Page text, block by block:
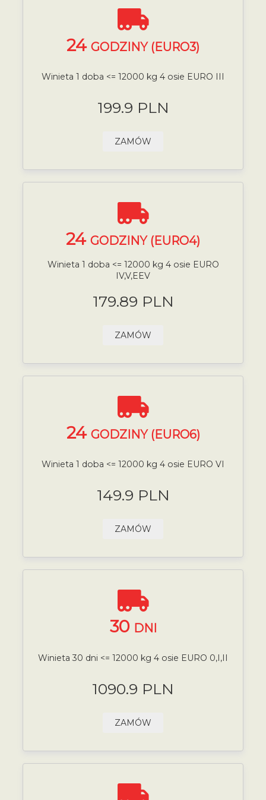
24 GODZINY (EURO3)
Winieta 1 doba <= 12000 kg 4 osie EURO III
199.9 PLN
ZAMÓW
24 GODZINY (EURO4)
Winieta 1 doba <= 12000 kg 4 osie EURO
IV,V,EEV
179.89 PLN
ZAMÓW
24 GODZINY (EURO6)
Winieta 1 doba <= 12000 kg 4 osie EURO VI
149.9 PLN
ZAMÓW
30 DNI
Winieta 30 dni <= 12000 kg 4 osie EURO 0,I,II
1090.9 PLN
ZAMÓW